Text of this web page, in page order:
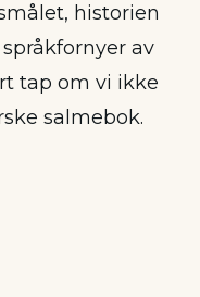
historien
av
tap om vi ikke
salmebok.